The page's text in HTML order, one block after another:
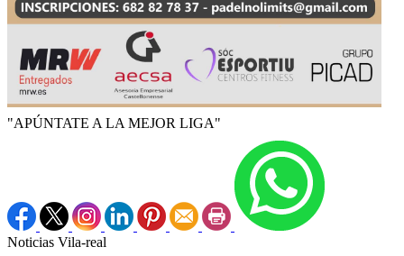
"APÚNTATE A LA MEJOR LIGA"
Noticias Vila-real